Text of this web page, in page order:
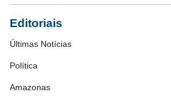
Editoriais
Últimas Notícias
Política
Amazonas